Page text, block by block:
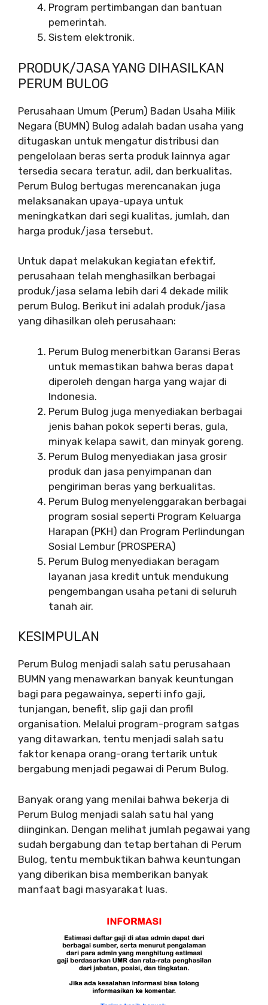
Program pertimbangan dan bantuan
pemerintah.
Sistem elektronik.
PRODUK/JASA YANG DIHASILKAN
PERUM BULOG
Perusahaan Umum (Perum) Badan Usaha Milik
Negara (BUMN) Bulog adalah badan usaha yang
ditugaskan untuk mengatur distribusi dan
pengelolaan beras serta produk lainnya agar
tersedia secara teratur, adil, dan berkualitas.
Perum Bulog bertugas merencanakan juga
melaksanakan upaya-upaya untuk
meningkatkan dari segi kualitas, jumlah, dan
harga produk/jasa tersebut.
Untuk dapat melakukan kegiatan efektif,
perusahaan telah menghasilkan berbagai
produk/jasa selama lebih dari 4 dekade milik
perum Bulog. Berikut ini adalah produk/jasa
yang dihasilkan oleh perusahaan:
Perum Bulog menerbitkan Garansi Beras
untuk memastikan bahwa beras dapat
diperoleh dengan harga yang wajar di
Indonesia.
Perum Bulog juga menyediakan berbagai
jenis bahan pokok seperti beras, gula,
minyak kelapa sawit, dan minyak goreng.
Perum Bulog menyediakan jasa grosir
produk dan jasa penyimpanan dan
pengiriman beras yang berkualitas.
Perum Bulog menyelenggarakan berbagai
program sosial seperti Program Keluarga
Harapan (PKH) dan Program Perlindungan
Sosial Lembur (PROSPERA)
Perum Bulog menyediakan beragam
layanan jasa kredit untuk mendukung
pengembangan usaha petani di seluruh
tanah air.
KESIMPULAN
Perum Bulog menjadi salah satu perusahaan
BUMN yang menawarkan banyak keuntungan
bagi para pegawainya, seperti info gaji,
tunjangan, benefit, slip gaji dan profil
organisation. Melalui program-program satgas
yang ditawarkan, tentu menjadi salah satu
faktor kenapa orang-orang tertarik untuk
bergabung menjadi pegawai di Perum Bulog.
Banyak orang yang menilai bahwa bekerja di
Perum Bulog menjadi salah satu hal yang
diinginkan. Dengan melihat jumlah pegawai yang
sudah bergabung dan tetap bertahan di Perum
Bulog, tentu membuktikan bahwa keuntungan
yang diberikan bisa memberikan banyak
manfaat bagi masyarakat luas.